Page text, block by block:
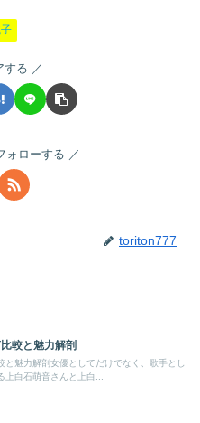
する
ォローする
toriton777
較と魅力解剖
と魅力解剖女優としてだけでなく、歌手とし
上白石萌音さんと上白...